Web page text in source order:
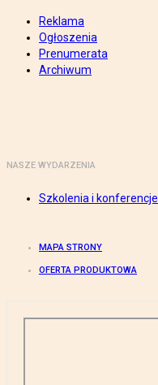
Reklama
Ogłoszenia
Prenumerata
Archiwum
NASZE WYDARZENIA
Szkolenia i konferencje
MAPA STRONY
OFERTA PRODUKTOWA